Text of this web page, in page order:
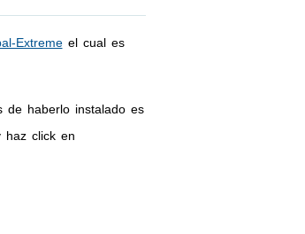
Extremeel cual es
de haberlo instalado es
click en